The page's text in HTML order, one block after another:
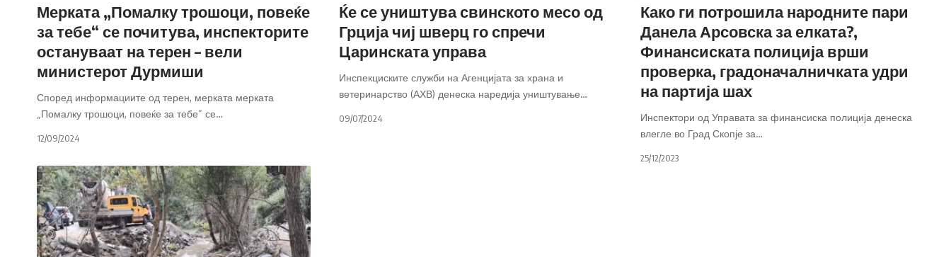
Мерката „Помалку трошоци, повеќе
за тебе“ се почитува, инспекторите
остануваат на терен – вели
министерот Дурмиши
Според информациите од терен, мерката мерката
„Помалку трошоци, повеќе за тебе“ се…
12/09/2024
Ќе се уништува свинското месо од
Грција чиј шверц го спречи
Царинската управа
Инспекциските служби на Агенцијата за храна и
ветеринарство (АХВ) денеска наредија уништување…
09/07/2024
Како ги потрошила народните пари
Данела Арсовска за елката?,
Финансиската полиција врши
проверка, градоначалничката удри
на партија шах
Инспектори од Управата за финансиска полиција денеска
влегле во Град Скопје за…
25/12/2023